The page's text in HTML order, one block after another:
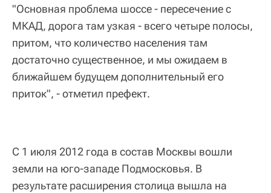
"Основная проблема шоссе - пересечение с
МКАД, дорога там узкая - всего четыре полосы,
притом, что количество населения там
достаточно существенное, и мы ожидаем в
ближайшем будущем дополнительный его
приток", - отметил префект.
С 1 июля 2012 года в состав Москвы вошли
земли на юго-западе Подмосковья. В
результате расширения столица вышла на